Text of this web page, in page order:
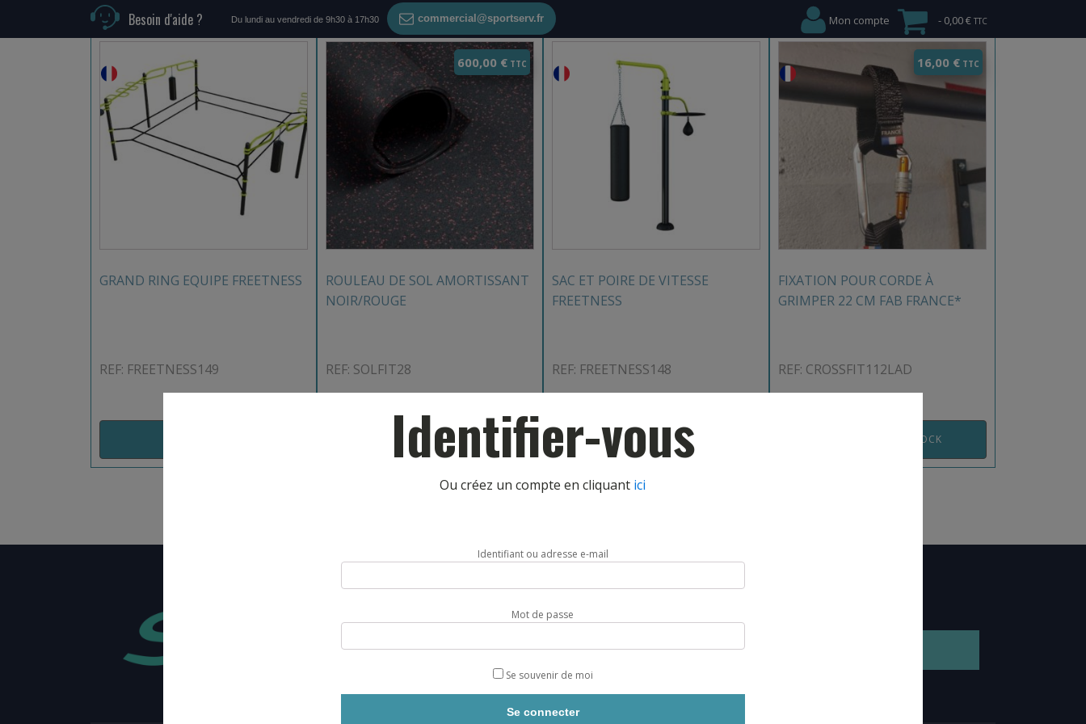
Besoin d'aide ? Du lundi au vendredi de 9h30 à 17h30 commercial@sportserv.fr Mon compte 0,00 €
Produits similaires
GRAND RING EQUIPE FREETNESS
REF: FREETNESS149
ROULEAU DE SOL AMORTISSANT
NOIR/ROUGE
REF: SOLFIT28
600,00 €
AJOUT PANIER
SAC ET POIRE DE VITESSE
FREETNESS
REF: FREETNESS148
AJOUT PANIER
FIXATION POUR CORDE À
GRIMPER 22 CM FAB FRANCE*
REF: CROSSFIT112LAD
16,00 €
EN RUPTURE DE STOCK
TELECHARGEZ NOTRE BROCHURE
Identifier-vous
Ou créez un compte en cliquant ici
Identifiant ou adresse e-mail
Mot de passe
Se souvenir de moi